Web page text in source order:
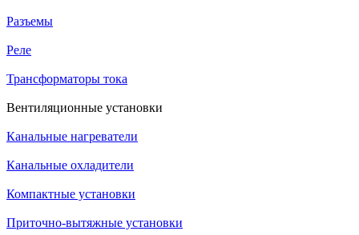
Разъемы
Реле
Трансформаторы тока
Вентиляционные установки
Канальные нагреватели
Канальные охладители
Компактные установки
Приточно-вытяжные установки